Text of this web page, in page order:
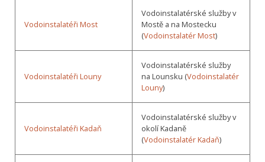
Vodoinstalatéři Most
Vodoinstalatérské služby v
Mostě a na Mostecku
(Vodoinstalatér Most)
Vodoinstalatéři Louny
Vodoinstalatérské služby
na Lounsku (Vodoinstalatér
Louny)
Vodoinstalatéři Kadaň
Vodoinstalatérské služby v
okolí Kadaně
(Vodoinstalatér Kadaň)